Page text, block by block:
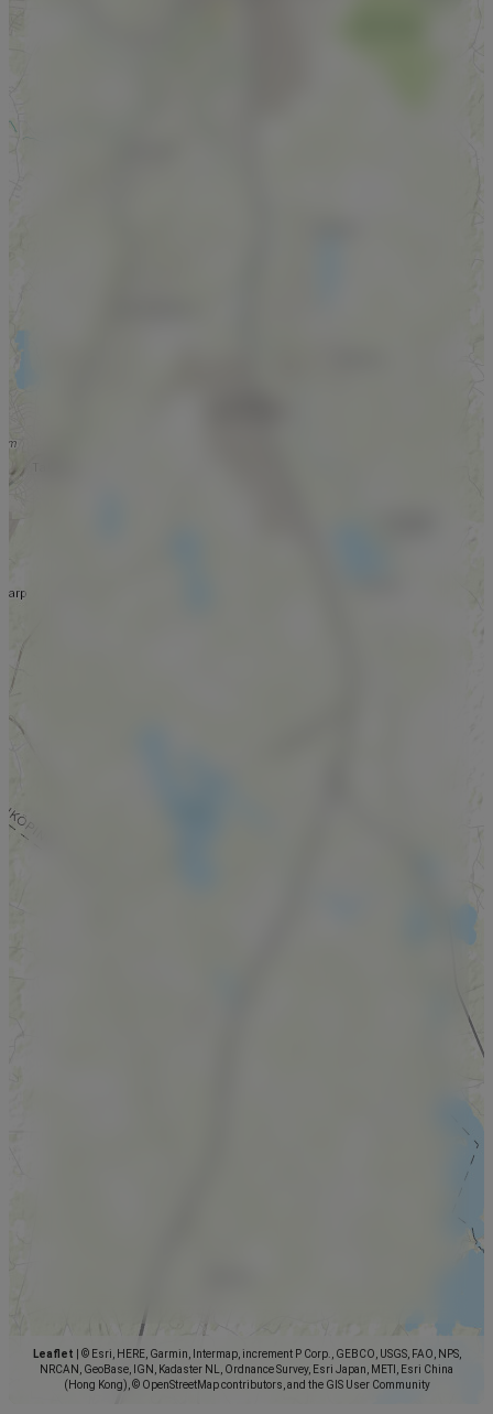
Leaflet
© Esri, HERE, Garmin, Intermap, increment P Corp., GEBCO, USGS, FAO, NPS,
NRCAN, GeoBase, IGN, Kadaster NL, Ordnance Survey, Esri Japan, METI, Esri China
(Hong Kong), © OpenStreetMap contributors, and the GIS User Community